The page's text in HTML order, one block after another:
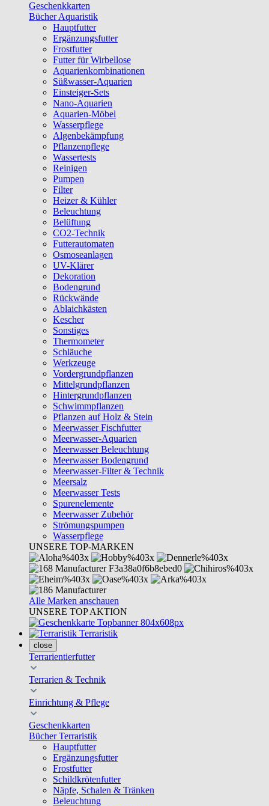
Geschenkkarten
Bücher Aquaristik
Hauptfutter
Ergänzungsfutter
Frostfutter
Futter für Wirbellose
Aquarienkombinationen
Süßwasser-Aquarien
Einsteiger-Sets
Nano-Aquarien
Aquarien-Möbel
Wasserpflege
Algenbekämpfung
Pflanzenpflege
Wassertests
Reinigen
Pumpen
Filter
Heizer & Kühler
Beleuchtung
Belüftung
CO2-Technik
Futterautomaten
Osmoseanlagen
UV-Klärer
Dekoration
Bodengrund
Rückwände
Ablaichkästen
Kescher
Sonstiges
Thermometer
Schläuche
Werkzeuge
Vordergrundpflanzen
Mittelgrundpflanzen
Hintergrundpflanzen
Schwimmpflanzen
Pflanzen auf Holz & Stein
Meerwasser Fischfutter
Meerwasser-Aquarien
Meerwasser Beleuchtung
Meerwasser Bodengrund
Meerwasser-Filter & Technik
Meersalz
Meerwasser Tests
Spurenelemente
Meerwasser Zubehör
Strömungspumpen
Wasserpflege
UNSERE TOP-MARKEN
Alle Marken anschauen
UNSERE TOP AKTION
Terraristik
close
Terrarientierfutter
Terrarien & Technik
Einrichtung & Pflege
Geschenkkarten
Bücher Terraristik
Hauptfutter
Ergänzungsfutter
Frostfutter
Schildkrötenfutter
Näpfe, Schalen & Tränken
Beleuchtung